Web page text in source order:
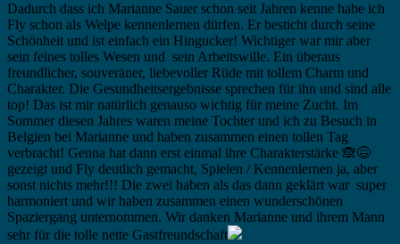
Dadurch dass ich Marianne Sauer schon seit Jahren kenne habe ich
Fly schon als Welpe kennenlernen dürfen. Er besticht durch seine
Schönheit und ist einfach ein Hingucker! Wichtiger war mir aber
sein feines tolles Wesen und sein Arbeitswille. Ein überaus
freundlicher, souveräner, liebevoller Rüde mit tollem Charm und
Charakter. Die Gesundheitsergebnisse sprechen für ihn und sind alle
top! Das ist mir natürlich genauso wichtig für meine Zucht. Im
Sommer diesen Jahres waren meine Tochter und ich zu Besuch in
Belgien bei Marianne und haben zusammen einen tollen Tag
verbracht! Genna hat dann erst einmal ihre Charakterstärke 🙈😅
gezeigt und Fly deutlich gemacht, Spielen / Kennenlernen ja, aber
sonst nichts mehr!!! Die zwei haben als das dann geklärt war super
harmoniert und wir haben zusammen einen wunderschönen
Spaziergang unternommen. Wir danken Marianne und ihrem Mann
sehr für die tolle nette Gastfreundschaft